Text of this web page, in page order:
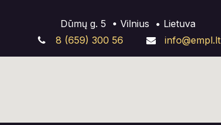
Dūmų g. 5 • Vilnius
• Lietuva
8 (659) 300 56
info@empl.lt